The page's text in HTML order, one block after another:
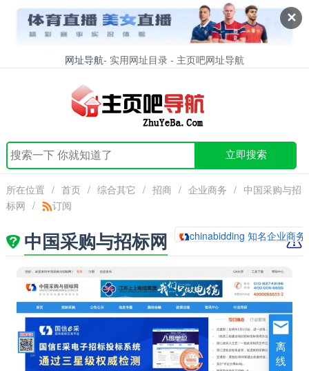
✕
网址导航- 实用网址目录 - 主页吧网址导航
立即搜索
所在位置 / 首页 / 综合其它 / 招商 / 企业商务 / 中国采购与招
标网 / 订阅
中国采购与招标网 chinabidding 知名企业商务